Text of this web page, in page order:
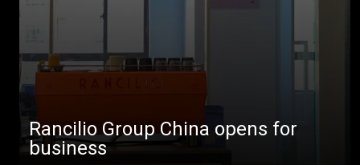
Rancilio Group China opens for
business
Nouvelles
Télécharger